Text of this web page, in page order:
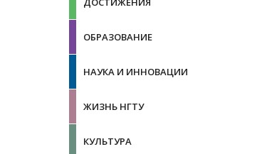
ОБРАЗОВАНИЕ
НАУКА И ИННОВАЦИИ
ЖИЗНЬ НГТУ
КУЛЬТУРА